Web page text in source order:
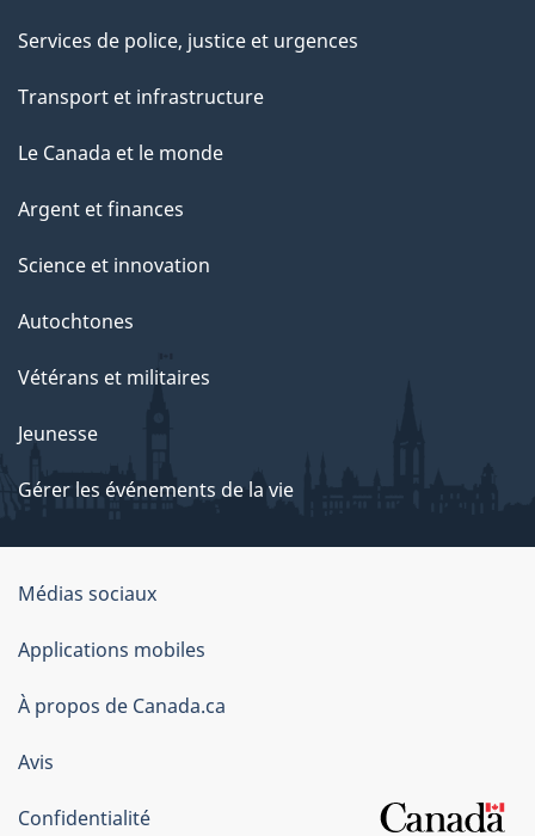
Services de police, justice et urgences
Transport et infrastructure
Le Canada et le monde
Argent et finances
Science et innovation
Autochtones
Vétérans et militaires
Jeunesse
Gérer les événements de la vie
Organisation
du
gouvernement
du
Canada
Médias sociaux
Applications mobiles
À propos de Canada.ca
Avis
Confidentialité